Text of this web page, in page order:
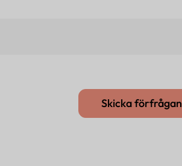
Skicka förfrågan